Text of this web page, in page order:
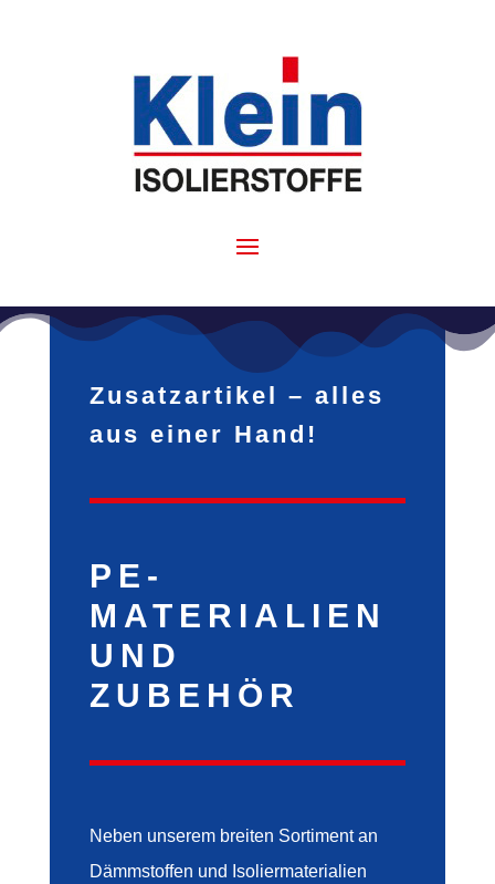
Zusatzartikel – alles
aus einer Hand!
PE-
MATERIALIEN
UND
ZUBEHÖR
Neben unserem breiten Sortiment an
Dämmstoffen und Isoliermaterialien